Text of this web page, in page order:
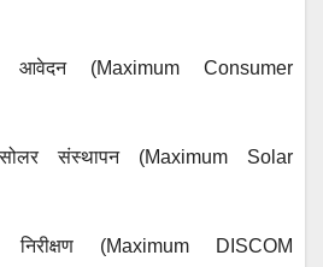
आवेदन (Maximum Consumer
संस्थापन (Maximum Solar
(Maximum DISCOM